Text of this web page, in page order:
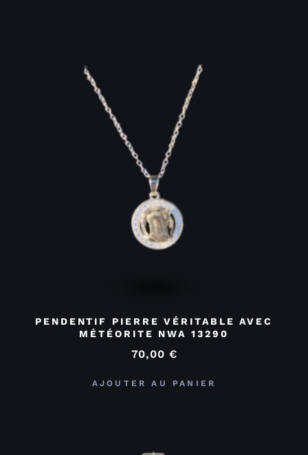
PENDENTIF PIERRE VÉRITABLE AVEC
MÉTÉORITE NWA 13290
70,00 €
AJOUTER AU PANIER